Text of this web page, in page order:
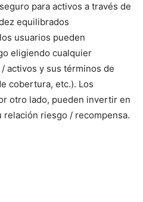
para activos a través de
equilibrados
usuarios pueden
eligiendo cualquier
activos y sus términos de
cobertura, etc.). Los
otro lado, pueden invertir en
relación riesgo / recompensa.